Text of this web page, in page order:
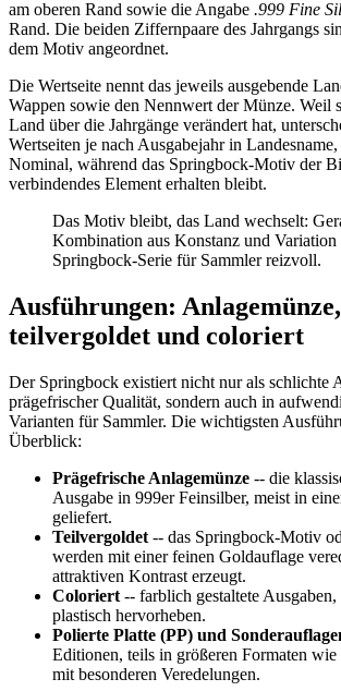
am oberen Rand sowie die Angabe .999 Fine
Rand. Die beiden Ziffernpaare des Jahrgangs
dem Motiv angeordnet.
Die Wertseite nennt das jeweils ausgebende
Wappen sowie den Nennwert der Münze. Weil
Land über die Jahrgänge verändert hat,
Wertseiten je nach Ausgabejahr in
Nominal, während das Springbock-Motiv der
verbindendes Element erhalten bleibt.
Das Motiv bleibt, das Land wechselt:
Kombination aus Konstanz und Variation
Springbock-Serie für Sammler reizvoll.
Ausführungen: Anlagemünze,
teilvergoldet und coloriert
Der Springbock existiert nicht nur als schlichte
prägefrischer Qualität, sondern auch in
Varianten für Sammler. Die wichtigsten
Überblick:
Prägefrische Anlagemünze -- die
Ausgabe in 999er Feinsilber, meist in
geliefert.
Teilvergoldet -- das Springbock-Motiv
werden mit einer feinen Goldauflage
attraktiven Kontrast erzeugt.
Coloriert -- farblich gestaltete
plastisch hervorheben.
Polierte Platte (PP) und
Editionen, teils in größeren Formaten
mit besonderen Veredelungen.